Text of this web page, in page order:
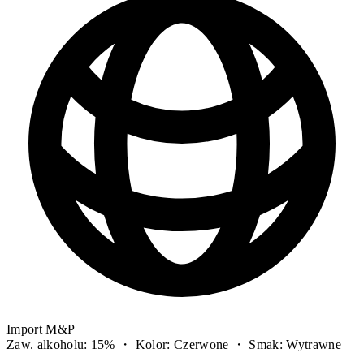
Import M&P
Zaw. alkoholu: 15% ・ Kolor: Czerwone ・ Smak: Wytrawne